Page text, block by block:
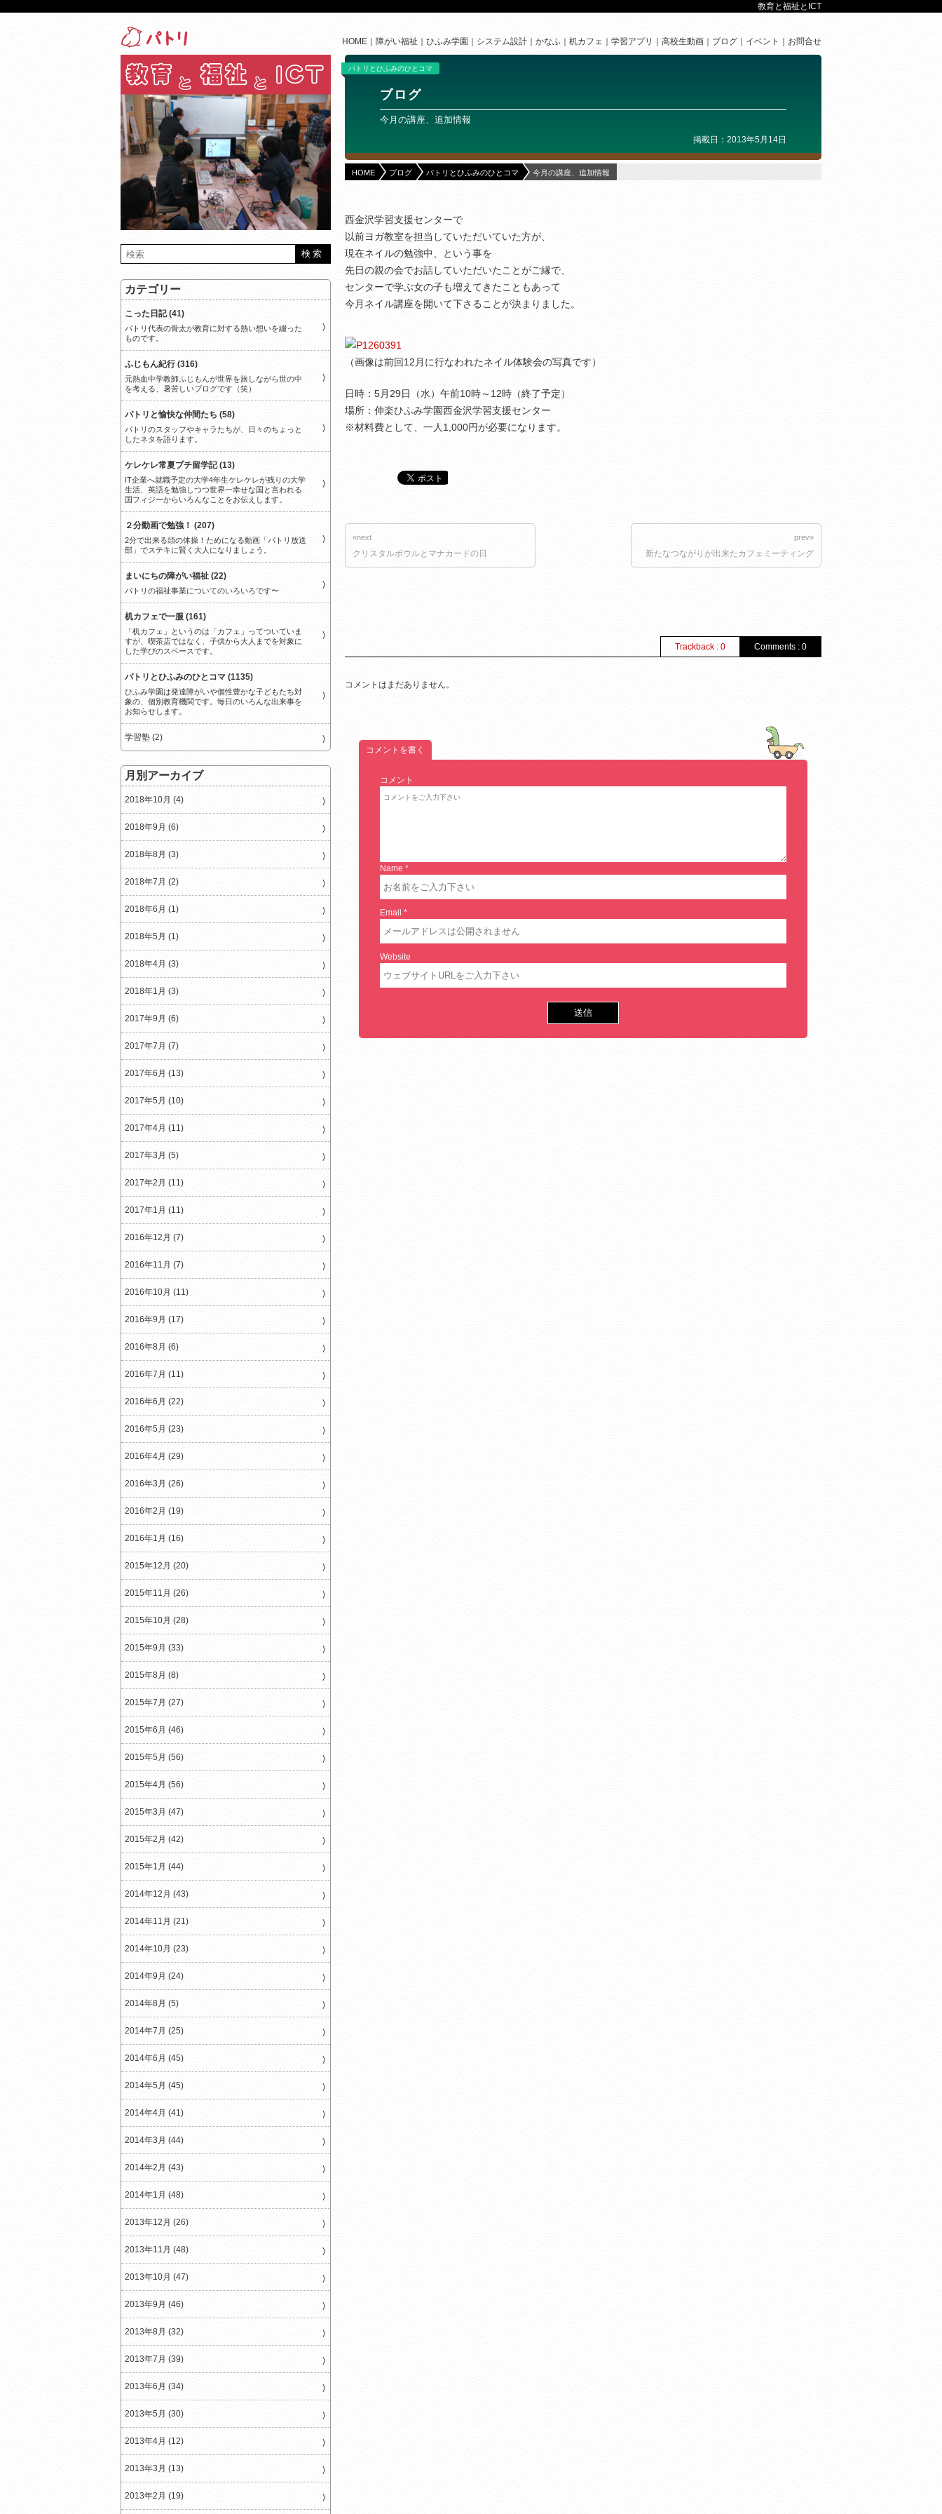
教育と福祉とICT
HOME 障がい福祉 ひふみ学園 システム設計 かなふ 机カフェ 学習アプリ 高校生動画 ブログ イベント お問合せ
パトリとひふみのひとコマ
ブログ
今月の講座、追加情報
掲載日：2013年5月14日
HOME ブログ パトリとひふみのひとコマ 今月の講座、追加情報
西金沢学習支援センターで
以前ヨガ教室を担当していただいていた方が、
現在ネイルの勉強中、という事を
先日の親の会でお話していただいたことがご縁で、
センターで学ぶ女の子も増えてきたこともあって
今月ネイル講座を開いて下さることが決まりました。
（画像は前回12月に行なわれたネイル体験会の写真です）
日時：5月29日（水）午前10時～12時（終了予定）
場所：伸楽ひふみ学園西金沢学習支援センター
※材料費として、一人1,000円が必要になります。
«next
クリスタルボウルとマナカードの日
prev»
新たなつながりが出来たカフェミーティング
Comments : 0
Trackback : 0
コメントはまだありません。
コメントを書く
コメント
Name *
Email *
Website
カテゴリー
こった日記 (41)
パトリ代表の骨太が教育に対する熱い想いを綴った
ものです。
ふじもん紀行 (316)
元熱血中学教師ふじもんが世界を旅しながら世の中
を考える、暑苦しいブログです（笑）
パトリと愉快な仲間たち (58)
パトリのスタッフやキャラたちが、日々のちょっと
したネタを語ります。
ケレケレ常夏プチ留学記 (13)
IT企業へ就職予定の大学4年生ケレケレが残りの大学
生活、英語を勉強しつつ世界一幸せな国と言われる
国フィジーからいろんなことをお伝えします。
２分動画で勉強！ (207)
2分で出来る頭の体操！ためになる動画「パトリ放送
部」でステキに賢く大人になりましょう。
まいにちの障がい福祉 (22)
パトリの福祉事業についてのいろいろです〜
机カフェで一服 (161)
「机カフェ」というのは「カフェ」ってついていま
すが、喫茶店ではなく、子供から大人までを対象に
した学びのスペースです。
パトリとひふみのひとコマ (1135)
ひふみ学園は発達障がいや個性豊かな子どもたち対
象の、個別教育機関です。毎日のいろんな出来事を
お知らせします。
学習塾 (2)
月別アーカイブ
2018年10月 (4)
2018年9月 (6)
2018年8月 (3)
2018年7月 (2)
2018年6月 (1)
2018年5月 (1)
2018年4月 (3)
2018年1月 (3)
2017年9月 (6)
2017年7月 (7)
2017年6月 (13)
2017年5月 (10)
2017年4月 (11)
2017年3月 (5)
2017年2月 (11)
2017年1月 (11)
2016年12月 (7)
2016年11月 (7)
2016年10月 (11)
2016年9月 (17)
2016年8月 (6)
2016年7月 (11)
2016年6月 (22)
2016年5月 (23)
2016年4月 (29)
2016年3月 (26)
2016年2月 (19)
2016年1月 (16)
2015年12月 (20)
2015年11月 (26)
2015年10月 (28)
2015年9月 (33)
2015年8月 (8)
2015年7月 (27)
2015年6月 (46)
2015年5月 (56)
2015年4月 (56)
2015年3月 (47)
2015年2月 (42)
2015年1月 (44)
2014年12月 (43)
2014年11月 (21)
2014年10月 (23)
2014年9月 (24)
2014年8月 (5)
2014年7月 (25)
2014年6月 (45)
2014年5月 (45)
2014年4月 (41)
2014年3月 (44)
2014年2月 (43)
2014年1月 (48)
2013年12月 (26)
2013年11月 (48)
2013年10月 (47)
2013年9月 (46)
2013年8月 (32)
2013年7月 (39)
2013年6月 (34)
2013年5月 (30)
2013年4月 (12)
2013年3月 (13)
2013年2月 (19)